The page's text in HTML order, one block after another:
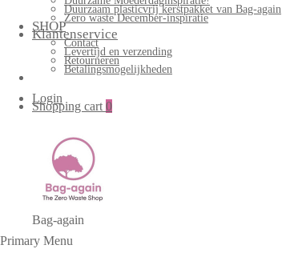
Duurzaam plasticvrij kerstpakket van Bag-again
Zero waste December-inspiratie
SHOP
Klantenservice
Contact
Levertijd en verzending
Retourneren
Betalingsmogelijkheden
Login
Shopping cart 0
Bag-again
Primary Menu